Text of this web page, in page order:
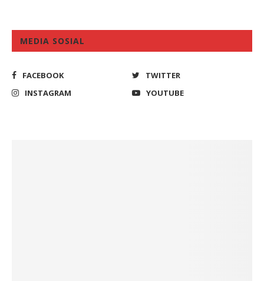
MEDIA SOSIAL
FACEBOOK
TWITTER
INSTAGRAM
YOUTUBE